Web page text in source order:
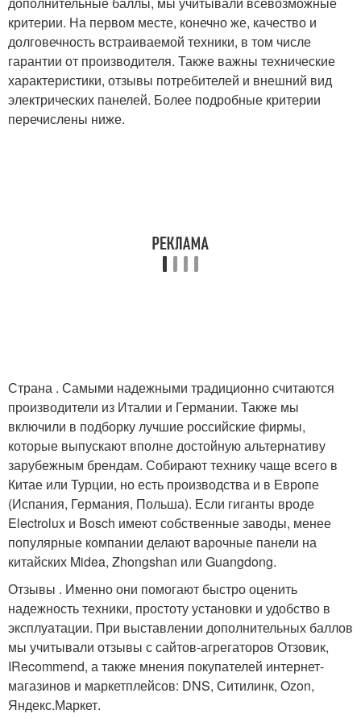
критерии. На первом месте, конечно же, качество и
долговечность встраиваемой техники, в том числе
гарантии от производителя. Также важны технические
характеристики, отзывы потребителей и внешний вид
электрических панелей. Более подробные критерии
перечислены ниже.
Страна . Самыми надежными традиционно считаются
производители из Италии и Германии. Также мы
включили в подборку лучшие российские фирмы,
которые выпускают вполне достойную альтернативу
зарубежным брендам. Собирают технику чаще всего в
Китае или Турции, но есть производства и в Европе
(Испания, Германия, Польша). Если гиганты вроде
Electrolux и Bosch имеют собственные заводы, менее
популярные компании делают варочные панели на
китайских Midea, Zhongshan или Guangdong.
Отзывы . Именно они помогают быстро оценить
надежность техники, простоту установки и удобство в
эксплуатации. При выставлении дополнительных баллов
мы учитывали отзывы с сайтов-агрегаторов Отзовик,
IRecommend, а также мнения покупателей интернет-
магазинов и маркетплейсов: DNS, Ситилинк, Ozon,
Яндекс.Маркет.